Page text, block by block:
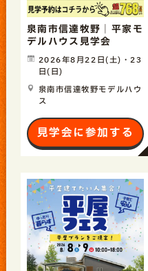
泉南市信達牧野｜平家モ
デルハウス見学会
2026年8月22日(土)・23
日(日)
泉南市信達牧野モデルハウ
ス
見学会に参加する